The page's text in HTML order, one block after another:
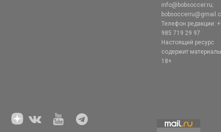
info@bobsoccer.ru;
Телефон редакции:
985 719 29 97
Настоящий ресурс
содержит
18+